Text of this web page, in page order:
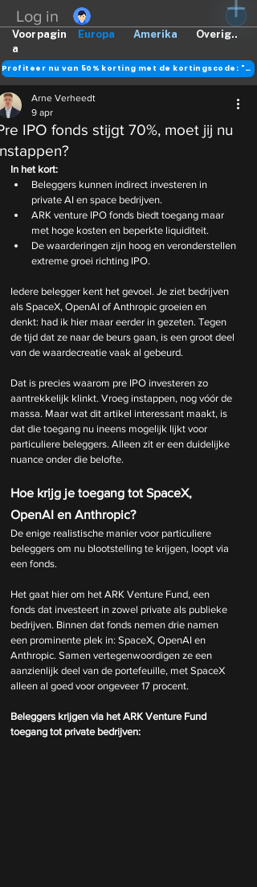
Log in
Europa Amerika Overig..
Voorpagin
a
Profiteer nu van 50% korting met de kortingscode: "DANK"
IPO fonds stijgt 70%, moet jij nu
Arne Verheedt
9 apr
In het kort:
Beleggers kunnen indirect investeren in
private AI en space bedrijven.
ARK venture IPO fonds biedt toegang maar
met hoge kosten en beperkte liquiditeit.
De waarderingen zijn hoog en veronderstellen
extreme groei richting IPO.
Iedere belegger kent het gevoel. Je ziet bedrijven
als SpaceX, OpenAI of Anthropic groeien en
denkt: had ik hier maar eerder in gezeten. Tegen
de tijd dat ze naar de beurs gaan, is een groot deel
van de waardecreatie vaak al gebeurd.
Dat is precies waarom pre IPO investeren zo
aantrekkelijk klinkt. Vroeg instappen, nog vóór de
massa. Maar wat dit artikel interessant maakt, is
dat die toegang nu ineens mogelijk lijkt voor
particuliere beleggers. Alleen zit er een duidelijke
nuance onder die belofte.
Hoe krijg je toegang tot SpaceX,
OpenAI en Anthropic?
De enige realistische manier voor particuliere
beleggers om nu blootstelling te krijgen, loopt via
een fonds.
Het gaat hier om het ARK Venture Fund, een
fonds dat investeert in zowel private als publieke
bedrijven. Binnen dat fonds nemen drie namen
een prominente plek in: SpaceX, OpenAI en
Anthropic. Samen vertegenwoordigen ze een
aanzienlijk deel van de portefeuille, met SpaceX
alleen al goed voor ongeveer 17 procent.
Beleggers krijgen via het ARK Venture Fund
toegang tot private bedrijven: